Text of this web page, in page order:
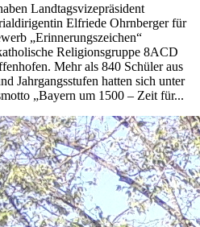
Landtagsvizepräsident
Elfriede Ohrnberger für
„Erinnerungszeichen“
Religionsgruppe 8ACD
Mehr als 840 Schüler aus
Jahrgangsstufen hatten sich unter
„Bayern um 1500 – Zeit für...